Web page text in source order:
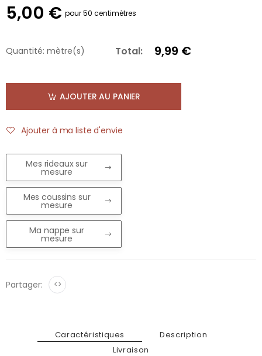
5,00 € pour 50 centimètres
Quantité: mètre(s) Total: 9,99 €
AJOUTER AU PANIER
Ajouter à ma liste d'envie
Mes rideaux sur
mesure
Mes coussins sur
mesure
Ma nappe sur
mesure
Partager: <>
Caractéristiques
Description
Livraison